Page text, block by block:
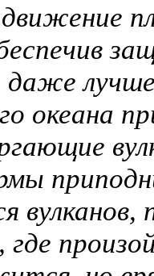
даже
океана
где